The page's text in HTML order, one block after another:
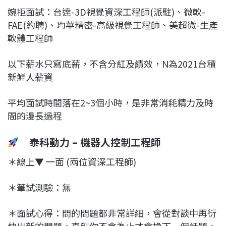
婉拒面試：台達-3D視覺資深工程師(派駐)、微軟-
FAE(約聘)、均華精密-高級視覺工程師、美超微-生產
軟體工程師
以下薪水只寫底薪，不含分紅及績效，N為2021台積
新鮮人薪資
平均面試時間落在2~3個小時，是非常消耗精力及時
間的漫長過程
泰科動力 – 機器人控制工程師
＊線上▼ 一面 (兩位資深工程師)
＊筆試測驗：無
＊面試心得：問的問題都非常詳細，會從對談中再衍